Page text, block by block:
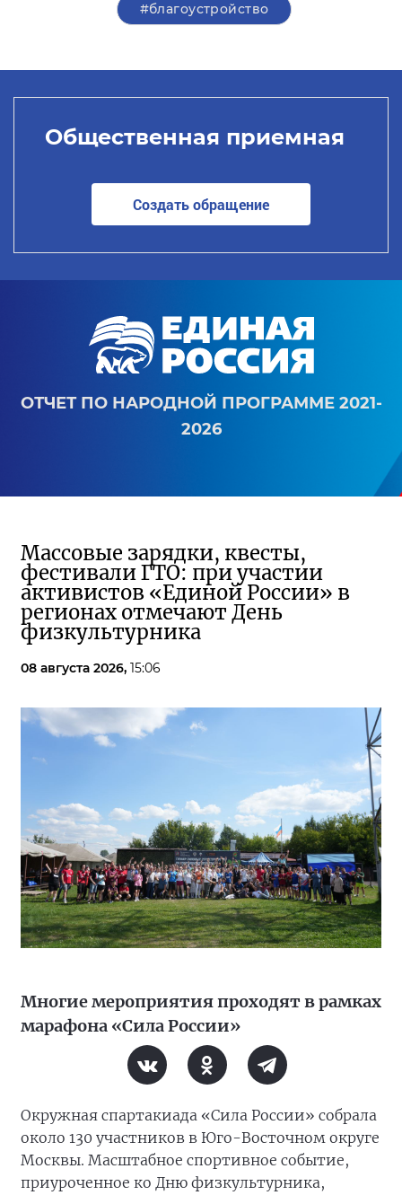
#благоустройство
Общественная приемная
Создать обращение
ОТЧЕТ ПО НАРОДНОЙ ПРОГРАММЕ 2021-
2026
Массовые зарядки, квесты,
фестивали ГТО: при участии
активистов «Единой России» в
регионах отмечают День
физкультурника
08 августа 2026, 15:06
Многие мероприятия проходят в рамках
марафона «Сила России»
Окружная спартакиада «Сила России» собрала
около 130 участников в Юго-Восточном округе
Москвы. Масштабное спортивное событие,
приуроченное ко Дню физкультурника,